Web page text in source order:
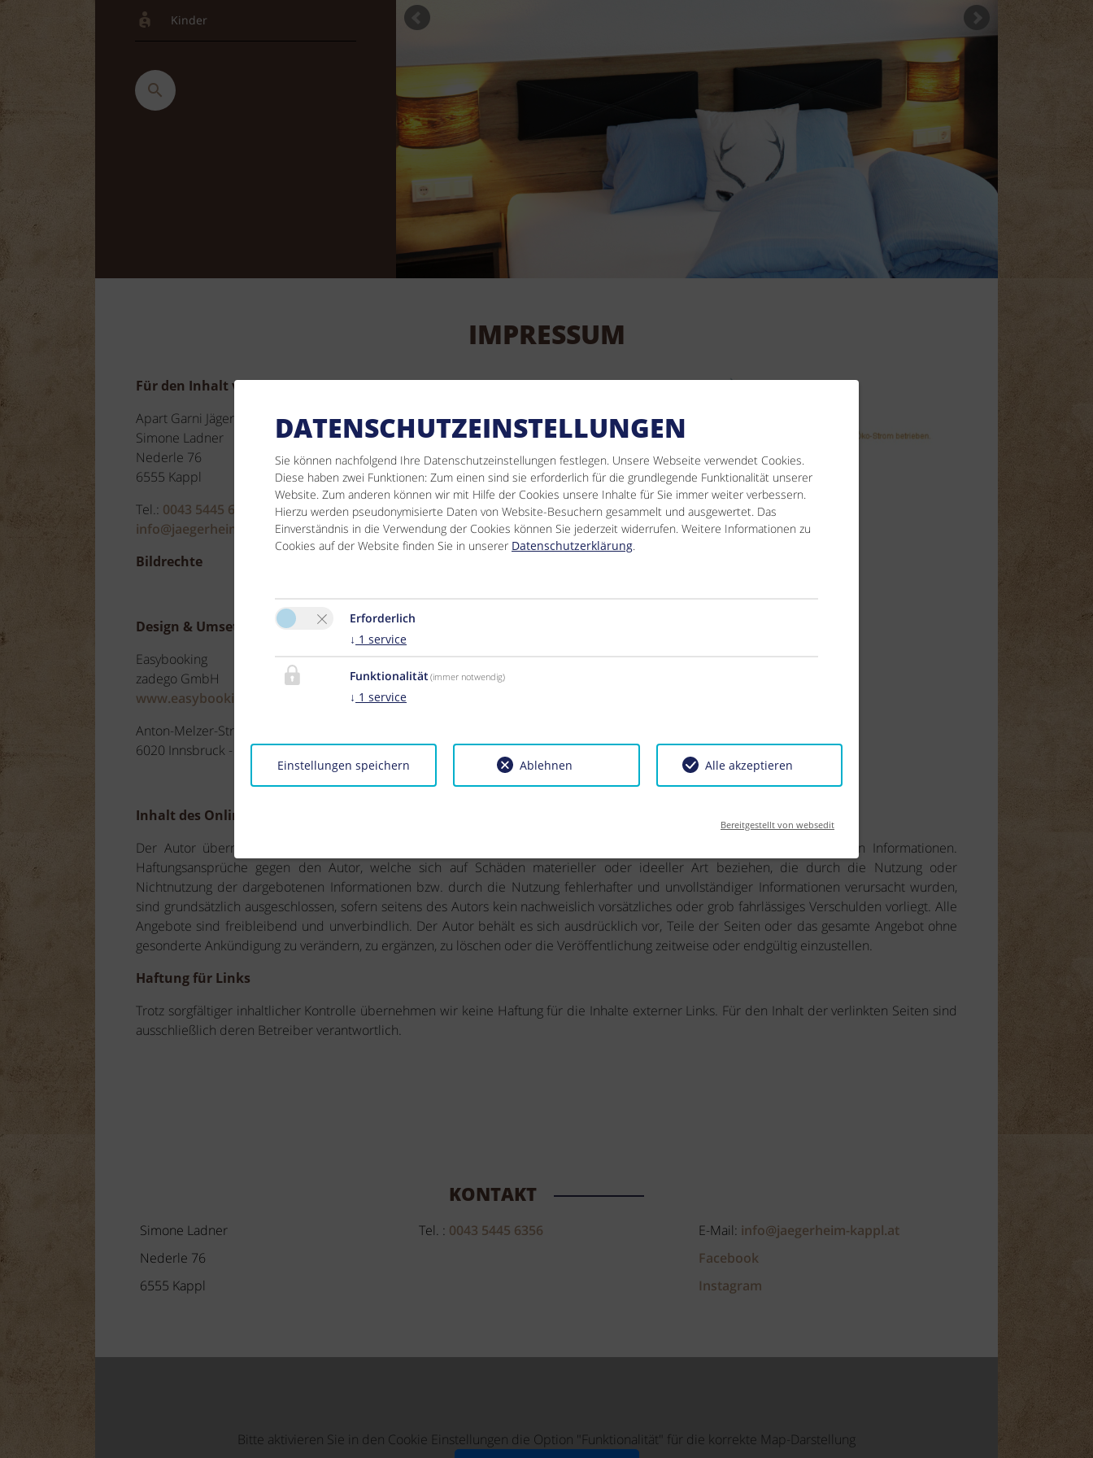
IMPRESSUM
Für den Inhalt verantwortlich
Apart Garni Jägerheim
Simone Ladner
Nederle 76
6555 Kappl
Tel.: 0043 5445 6356
info@jaegerheim-kappl.at
Bildrechte
Design & Umsetzung
Easybooking
zadego GmbH
www.easybooking.eu
Anton-Melzer-Straße 10
6020 Innsbruck - Austria
Inhalt des Online-Angebots
Der Autor übernimmt keinerlei Gewähr für die Aktualität, Korrektheit, Vollständigkeit oder Qualität der bereitgestellten Informationen.
Haftungsansprüche gegen den Autor, welche sich auf Schäden materieller oder ideeller Art beziehen, die durch die Nutzung oder
Nichtnutzung der dargebotenen Informationen bzw. durch die Nutzung fehlerhafter und unvollständiger Informationen verursacht wurden,
sind grundsätzlich ausgeschlossen, sofern seitens des Autors kein nachweislich vorsätzliches oder grob fahrlässiges Verschulden vorliegt. Alle
Angebote sind freibleibend und unverbindlich. Der Autor behält es sich ausdrücklich vor, Teile der Seiten oder das gesamte Angebot ohne
gesonderte Ankündigung zu verändern, zu ergänzen, zu löschen oder die Veröffentlichung zeitweise oder endgültig einzustellen.
Haftung für Links
Trotz sorgfältiger inhaltlicher Kontrolle übernehmen wir keine Haftung für die Inhalte externer Links. Für den Inhalt der verlinkten Seiten sind
ausschließlich deren Betreiber verantwortlich.
KONTAKT
Simone Ladner
Nederle 76
6555 Kappl
Tel. : 0043 5445 6356 E-Mail: info@jaegerheim-kappl.at
Facebook
Instagram
Bitte aktivieren Sie in den Cookie Einstellungen die Option "Funktionalität" für die korrekte Map-Darstellung
DATENSCHUTZEINSTELLUNGEN
Sie können nachfolgend Ihre Datenschutzeinstellungen festlegen. Unsere Webseite verwendet Cookies.
Diese haben zwei Funktionen: Zum einen sind sie erforderlich für die grundlegende Funktionalität unserer
Website. Zum anderen können wir mit Hilfe der Cookies unsere Inhalte für Sie immer weiter verbessern.
Hierzu werden pseudonymisierte Daten von Website-Besuchern gesammelt und ausgewertet. Das
Einverständnis in die Verwendung der Cookies können Sie jederzeit widerrufen. Weitere Informationen zu
Cookies auf der Website finden Sie in unserer Datenschutzerklärung.
Erforderlich
↓ 1 service
Funktionalität (immer notwendig)
↓ 1 service
Ablehnen
Einstellungen speichern Alle akzeptieren
Bereitgestellt von websedit